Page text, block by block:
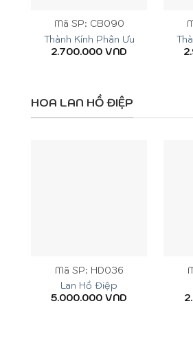
Mã SP: CB090
Thành Kính Phân Ưu
2.700.000 VND
HOA LAN HỒ ĐIỆP
Mã SP: HD036
Lan Hồ Điệp
5.000.000 VND